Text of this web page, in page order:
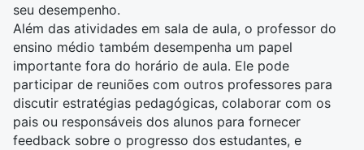
seu desempenho.
Além das atividades em sala de aula, o professor do
ensino médio também desempenha um papel
importante fora do horário de aula. Ele pode
participar de reuniões com outros professores para
discutir estratégias pedagógicas, colaborar com os
pais ou responsáveis dos alunos para fornecer
feedback sobre o progresso dos estudantes, e